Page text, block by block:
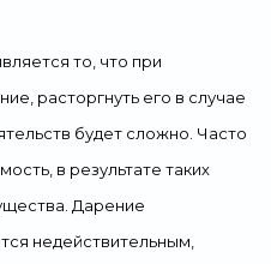
то, что при
расторгнуть его в случае
будет сложно. Часто
в результате таких
Дарение
недействительным,